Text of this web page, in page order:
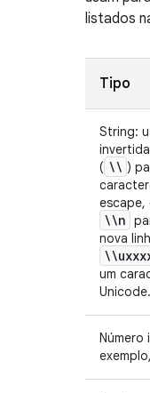
listados
Tipo
String:
( \\ )
escape,
\\n
nova
um
Unicode.
Número
exemplo,